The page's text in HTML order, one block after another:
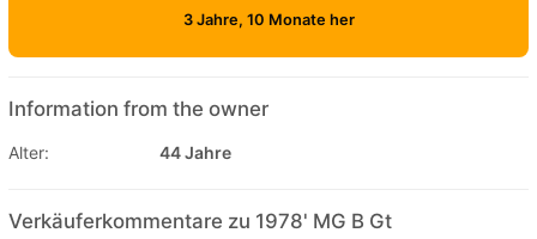
3 Jahre, 10 Monate her
Information from the owner
Alter: 44 Jahre
Verkäuferkommentare zu 1978' MG B Gt